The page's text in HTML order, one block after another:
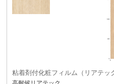
粘着剤付化粧フィルム（リアテッ